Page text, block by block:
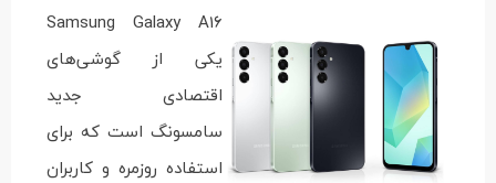
Samsung Galaxy A16
یکی از گوشی‌های
اقتصادی جدید
سامسونگ است که برای
استفاده روزمره و کاربران